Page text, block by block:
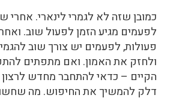
כמובן שזה לא לגמרי לינארי.
לפעמים מגיע הזמן לפעול שוב.
פעולות, לפעמים יש צורך שוב
ולחזק את האמון. ואם מתפתים
הקיים – כדאי להתחבר מחדש לרצון
דלק להמשיך את החיפוש. מה